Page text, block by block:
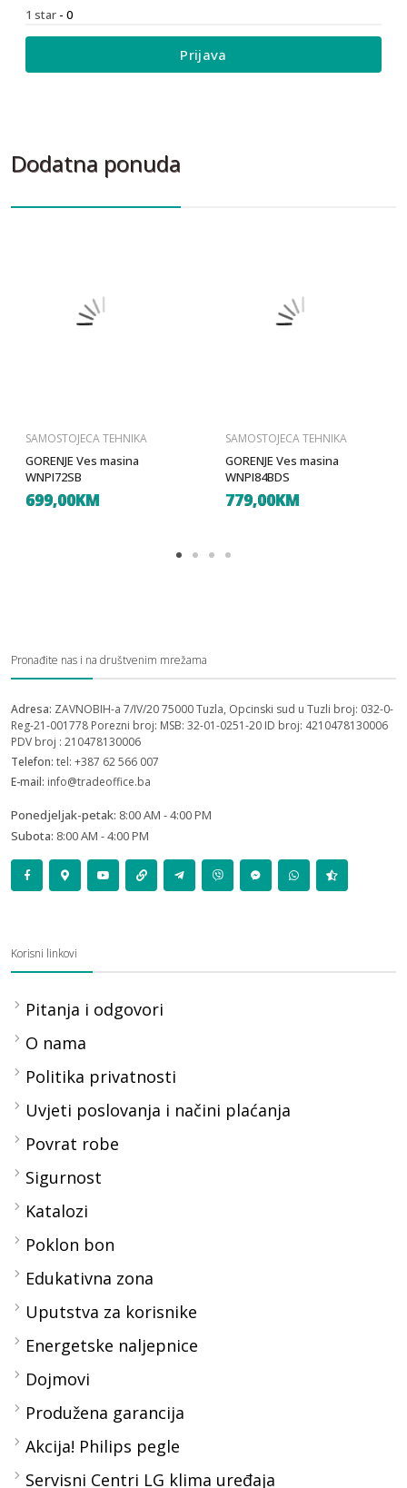
1 star - 0
Prijava
Dodatna ponuda
SAMOSTOJECA TEHNIKA
GORENJE Ves masina
WNPI72SB
699,00KM
SAMOSTOJECA TEHNIKA
GORENJE Ves masina
WNPI84BDS
779,00KM
Pronađite nas i na društvenim mrežama
Adresa: ZAVNOBIH-a 7/IV/20 75000 Tuzla, Opcinski sud u Tuzli broj: 032-0-
Reg-21-001778 Porezni broj: MSB: 32-01-0251-20 ID broj: 4210478130006
PDV broj : 210478130006
Telefon: tel: +387 62 566 007
E-mail: info@tradeoffice.ba
Ponedjeljak-petak: 8:00 AM - 4:00 PM
Subota: 8:00 AM - 4:00 PM
Korisni linkovi
Pitanja i odgovori
O nama
Politika privatnosti
Uvjeti poslovanja i načini plaćanja
Povrat robe
Sigurnost
Katalozi
Poklon bon
Edukativna zona
Uputstva za korisnike
Energetske naljepnice
Dojmovi
Produžena garancija
Akcija! Philips pegle
Servisni Centri LG klima uređaja